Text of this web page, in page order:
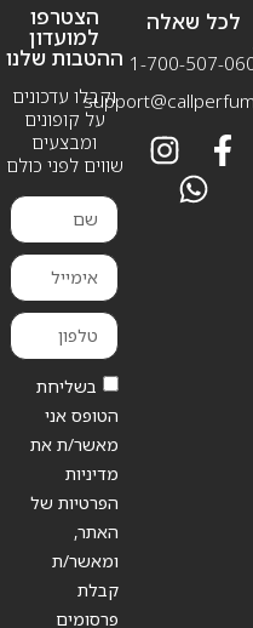
לכל שאלה
1-700-507-
הצטרפו
למועדון
ההטבות שלנו
וקבלו עדכונים
על קופונים
ומבצעים
שווים לפני כולם
בשליחת
הטופס אני
מאשר/ת את
מדיניות
הפרטיות של
האתר,
ומאשר/ת
קבלת
פרסומים